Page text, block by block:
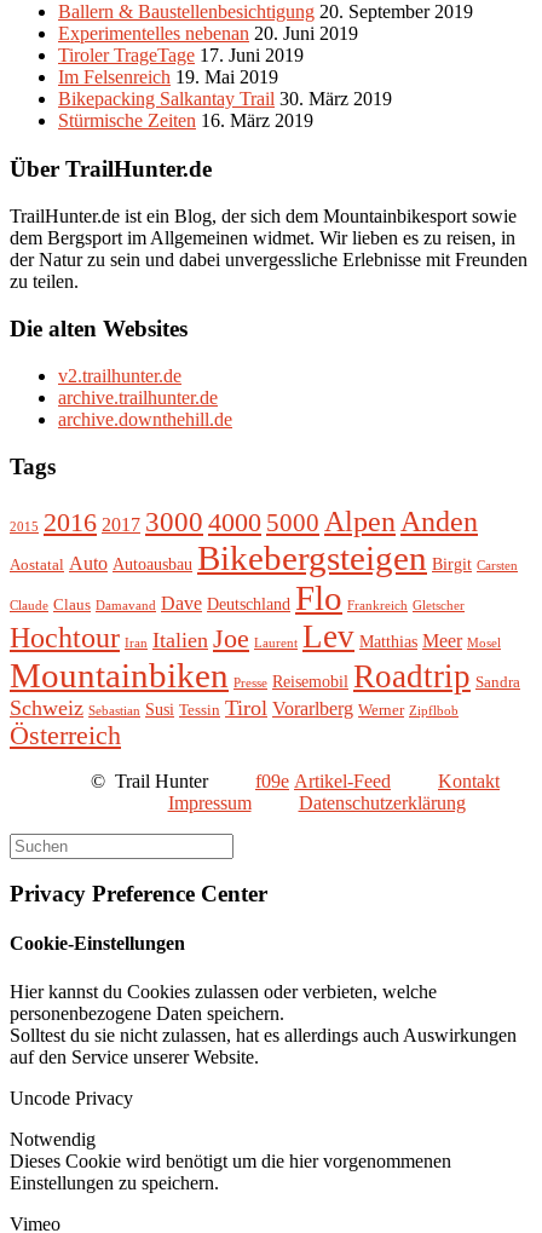
Ballern & Baustellenbesichtigung 20. September 2019
Experimentelles nebenan 20. Juni 2019
Tiroler TrageTage 17. Juni 2019
Im Felsenreich 19. Mai 2019
Bikepacking Salkantay Trail 30. März 2019
Stürmische Zeiten 16. März 2019
Über TrailHunter.de
TrailHunter.de ist ein Blog, der sich dem Mountainbikesport sowie
dem Bergsport im Allgemeinen widmet. Wir lieben es zu reisen, in
der Natur zu sein und dabei unvergessliche Erlebnisse mit Freunden
zu teilen.
Die alten Websites
v2.trailhunter.de
archive.trailhunter.de
archive.downthehill.de
Tags
2015 2016 2017 3000 4000 5000 Alpen Anden
Aostatal Auto Autoausbau Bikebergsteigen Birgit Carsten
Claude Claus Damavand Dave Deutschland Flo Frankreich Gletscher
Hochtour Iran Italien Joe Laurent Lev Matthias Meer Mosel
Mountainbiken Presse Reisemobil Roadtrip Sandra
Schweiz Sebastian Susi Tessin Tirol Vorarlberg Werner Zipflbob
Österreich
© Trail Hunter Artikel-Feed
Kontakt
Impressum
Datenschutzerklärung
Privacy Preference Center
Cookie-Einstellungen
Hier kannst du Cookies zulassen oder verbieten, welche
personenbezogene Daten speichern.
Solltest du sie nicht zulassen, hat es allerdings auch Auswirkungen
auf den Service unserer Website.
Uncode Privacy
Notwendig
Dieses Cookie wird benötigt um die hier vorgenommenen
Einstellungen zu speichern.
Vimeo